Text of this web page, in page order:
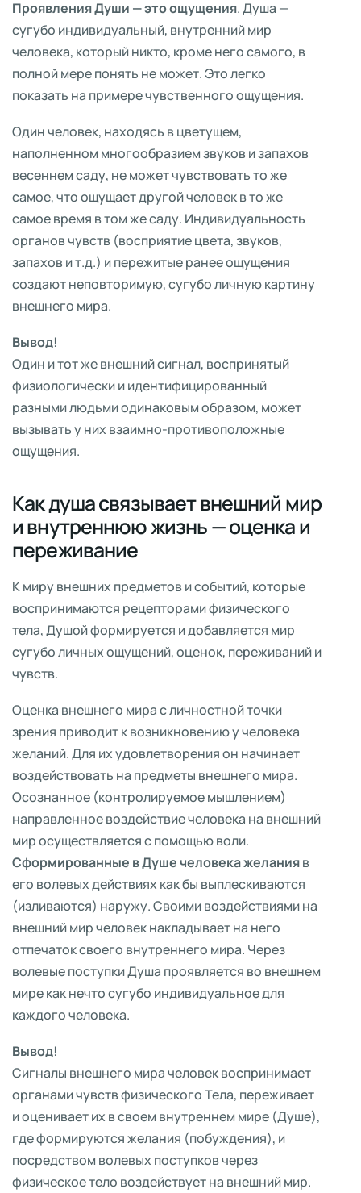
Проявления Души — это ощущения. Душа —
сугубо индивидуальный, внутренний мир
человека, который никто, кроме него самого, в
полной мере понять не может. Это легко
показать на примере чувственного ощущения.
Один человек, находясь в цветущем,
наполненном многообразием звуков и запахов
весеннем саду, не может чувствовать то же
самое, что ощущает другой человек в то же
самое время в том же саду. Индивидуальность
органов чувств (восприятие цвета, звуков,
запахов и т.д.) и пережитые ранее ощущения
создают неповторимую, сугубо личную картину
внешнего мира.
Вывод!
Один и тот же внешний сигнал, воспринятый
физиологически и идентифицированный
разными людьми одинаковым образом, может
вызывать у них взаимно-противоположные
ощущения.
Как душа связывает внешний мир
и внутреннюю жизнь — оценка и
переживание
К миру внешних предметов и событий, которые
воспринимаются рецепторами физического
тела, Душой формируется и добавляется мир
сугубо личных ощущений, оценок, переживаний и
чувств.
Оценка внешнего мира с личностной точки
зрения приводит к возникновению у человека
желаний. Для их удовлетворения он начинает
воздействовать на предметы внешнего мира.
Осознанное (контролируемое мышлением)
направленное воздействие человека на внешний
мир осуществляется с помощью воли.
Сформированные в Душе человека желанияв
его волевых действиях как бы выплескиваются
(изливаются) наружу. Своими воздействиями на
внешний мир человек накладывает на него
отпечаток своего внутреннего мира. Через
волевые поступки Душа проявляется во внешнем
мире как нечто сугубо индивидуальное для
каждого человека.
Вывод!
Сигналы внешнего мира человек воспринимает
органами чувств физического Тела, переживает
и оценивает их в своем внутреннем мире (Душе),
где формируются желания (побуждения), и
посредством волевых поступков через
физическое тело воздействует на внешний мир.